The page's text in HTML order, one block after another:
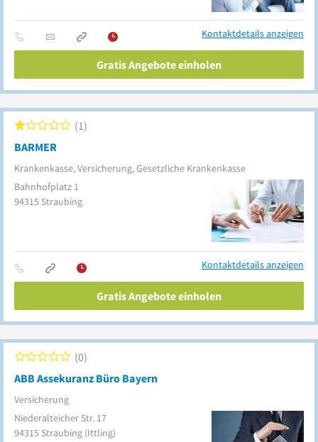
Kontaktdetails anzeigen
Gratis Angebote einholen
BARMER
Krankenkasse, Versicherung, Gesetzliche Krankenkasse
1
Bahnhofplatz 1
94315 Straubing
Kontaktdetails anzeigen
Gratis Angebote einholen
ABB Assekuranz Büro Bayern
Versicherung
0
Niederalteicher Str. 17
94315 Straubing (Ittling)